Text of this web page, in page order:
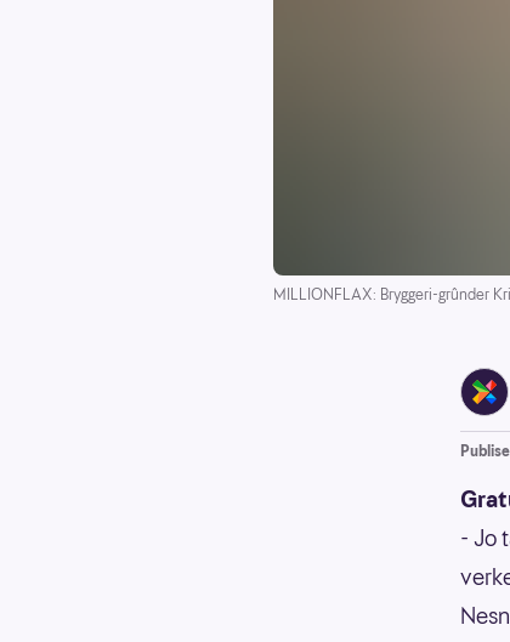
MILLIONFLAX: Bryggeri-grûnder
- Jo